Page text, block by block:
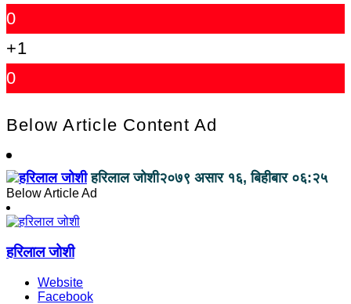
0
+1
0
Below Article Content Ad
हरिलाल जोशी२०७९ असार १६, बिहीबार ०६:२५
Below Article Ad
हरिलाल जोशी
Website
Facebook